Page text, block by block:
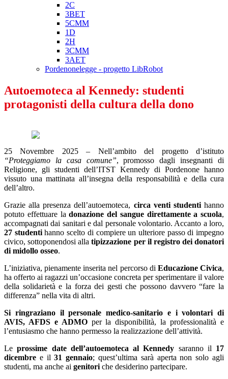
2C
3BET
5CMM
1D
2H
3CMM
3AET
Pordenonelegge - progetto LibRobot
Autoemoteca al Kennedy: studenti
protagonisti della cultura della dono
25 Novembre 2025 – Nell’ambito del progetto d’istituto
“Proteggiamo la casa comune”, promosso dagli insegnanti di
Religione, gli studenti dell’ITST Kennedy di Pordenone hanno
vissuto una mattinata all’insegna della responsabilità e della cura
dell’altro.
Grazie alla presenza dell’autoemoteca, circa venti studentihanno
potuto effettuare ladonazione del sangue direttamente a scuola,
accompagnati dai sanitari e dal personale volontario. Accanto a loro,
27 studentihanno scelto di compiere un ulteriore passo di impegno
civico, sottoponendosi allatipizzazione per il registro dei donatori
di midollo osseo.
L’iniziativa, pienamente inserita nel percorso di Educazione Civica,
ha offerto ai ragazzi un’occasione concreta per sperimentare il valore
della solidarietà e la forza dei gesti che possono davvero “fare la
differenza” nella vita di altri.
Si ringraziano il personale medico-sanitario e i volontari di
AVIS, AFDS e ADMOper la disponibilità, la professionalità e
l’entusiasmo che hanno permesso la realizzazione dell’attività.
Leprossime date dell’autoemoteca al Kennedy saranno il 17
dicembre e il31 gennaio; quest’ultima sarà aperta non solo agli
studenti, ma anche ai genitori che desiderino partecipare.